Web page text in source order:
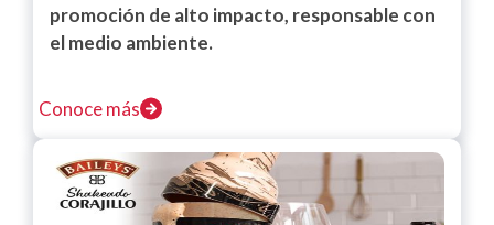
promoción de alto impacto, responsable con
el medio ambiente.
Conoce más